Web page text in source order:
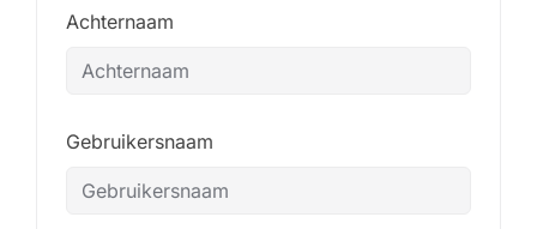
Achternaam
Gebruikersnaam